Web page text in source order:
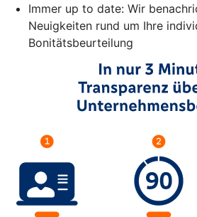
Immer up to date: Wir
Neuigkeiten rund um Ihre
Bonitätsbeurteilung